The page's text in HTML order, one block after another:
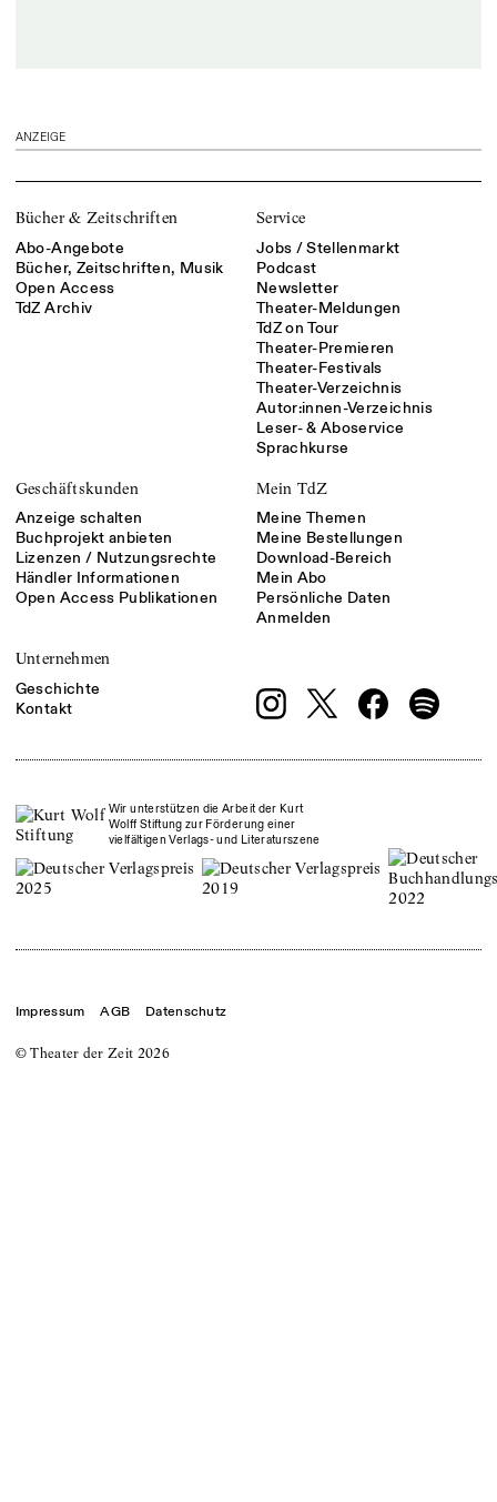
ANZEIGE
Bücher & Zeitschriften
Abo-Angebote
Bücher, Zeitschriften, Musik
Open Access
TdZ Archiv
Service
Jobs / Stellenmarkt
Podcast
Newsletter
Theater-Meldungen
TdZ on Tour
Theater-Premieren
Theater-Festivals
Theater-Verzeichnis
Autor:innen-Verzeichnis
Leser- & Aboservice
Sprachkurse
Geschäftskunden
Anzeige schalten
Buchprojekt anbieten
Lizenzen / Nutzungsrechte
Händler Informationen
Open Access Publikationen
Mein TdZ
Meine Themen
Meine Bestellungen
Download-Bereich
Mein Abo
Persönliche Daten
Anmelden
Unternehmen
Geschichte
Kontakt
Wir unterstützen die Arbeit der Kurt
Wolff Stiftung zur Förderung einer
vielfältigen Verlags- und Literaturszene
© Theater der Zeit 2026
Impressum AGB Datenschutz